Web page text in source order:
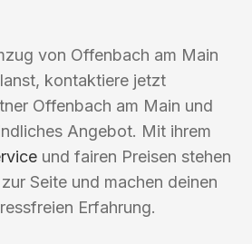
von Offenbach am Main
kontaktiere jetzt
Offenbach am Main und
Angebot. Mit ihrem
und fairen Preisen stehen
Seite und machen deinen
Erfahrung.